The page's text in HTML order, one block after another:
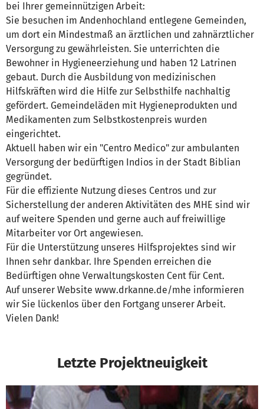
bei Ihrer gemeinnützigen Arbeit:
Sie besuchen im Andenhochland entlegene Gemeinden,
um dort ein Mindestmaß an ärztlichen und zahnärztlicher
Versorgung zu gewährleisten. Sie unterrichten die
Bewohner in Hygieneerziehung und haben 12 Latrinen
gebaut. Durch die Ausbildung von medizinischen
Hilfskräften wird die Hilfe zur Selbsthilfe nachhaltig
gefördert. Gemeindeläden mit Hygieneprodukten und
Medikamenten zum Selbstkostenpreis wurden
eingerichtet.
Aktuell haben wir ein "Centro Medico" zur ambulanten
Versorgung der bedürftigen Indios in der Stadt Biblian
gegründet.
Für die effiziente Nutzung dieses Centros und zur
Sicherstellung der anderen Aktivitäten des MHE sind wir
auf weitere Spenden und gerne auch auf freiwillige
Mitarbeiter vor Ort angewiesen.
Für die Unterstützung unseres Hilfsprojektes sind wir
Ihnen sehr dankbar. Ihre Spenden erreichen die
Bedürftigen ohne Verwaltungskosten Cent für Cent.
Auf unserer Website www.drkanne.de/mhe informieren
wir Sie lückenlos über den Fortgang unserer Arbeit.
Vielen Dank!
Letzte Projektneuigkeit